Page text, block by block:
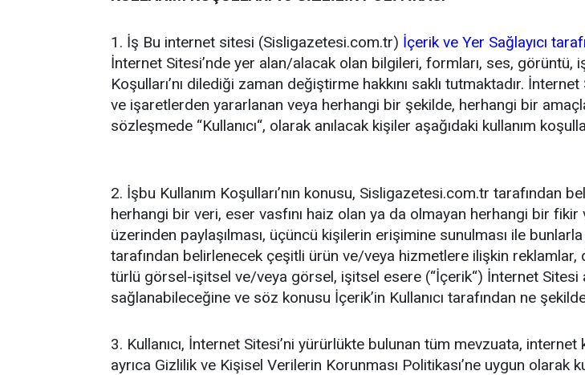
1. İş Bu internet sitesi (Sisligazetesi.com.tr) İçerik ve Yer Sağlayıcı
İnternet Sitesi’nde yer alan/alacak olan bilgileri, formları, ses,
Koşulları’nı dilediği zaman değiştirme hakkını saklı tutmaktadır.
ve işaretlerden yararlanan veya herhangi bir şekilde, herhangi bir
sözleşmede “Kullanıcı“, olarak anılacak kişiler aşağıdaki kullanım
2. İşbu Kullanım Koşulları’nın konusu, Sisligazetesi.com.tr tarafından
herhangi bir veri, eser vasfını haiz olan ya da olmayan herhangi bir
üzerinden paylaşılması, üçüncü kişilerin erişimine sunulması ile
tarafından belirlenecek çeşitli ürün ve/veya hizmetlere ilişkin
türlü görsel-işitsel ve/veya görsel, işitsel esere (“İçerik“) İnternet Sitesi
sağlanabileceğine ve söz konusu İçerik’in Kullanıcı tarafından ne
3. Kullanıcı, İnternet Sitesi’ni yürürlükte bulunan tüm mevzuata, internet
ayrıca Gizlilik ve Kişisel Verilerin Korunması Politikası’ne uygun olarak